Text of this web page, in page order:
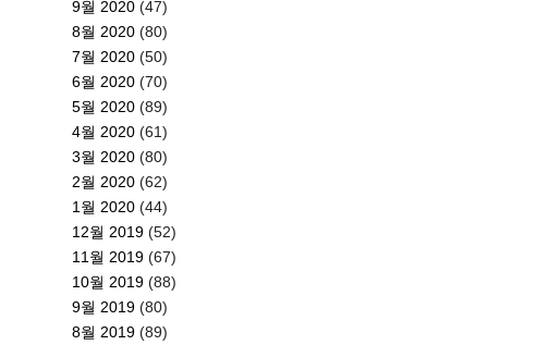
9월 2020 (47)
8월 2020 (80)
7월 2020 (50)
6월 2020 (70)
5월 2020 (89)
4월 2020 (61)
3월 2020 (80)
2월 2020 (62)
1월 2020 (44)
12월 2019 (52)
11월 2019 (67)
10월 2019 (88)
9월 2019 (80)
8월 2019 (89)